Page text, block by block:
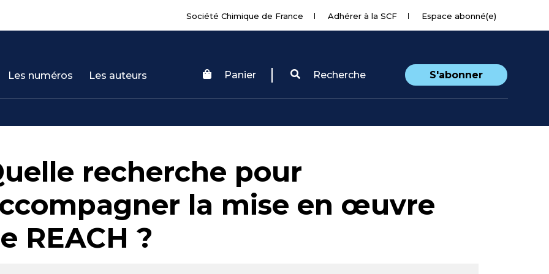
Société Chimique de France Adhérer à la SCF Espace abonné(e)
Les numéros Les auteurs Panier Recherche S'abonner
recherche pour
la mise en œuvre
REACH ?